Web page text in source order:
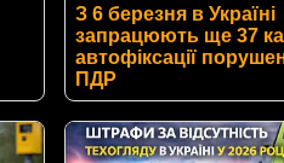
З 6 березня в Україні
запрацюють ще 37
автофіксації
ПДР